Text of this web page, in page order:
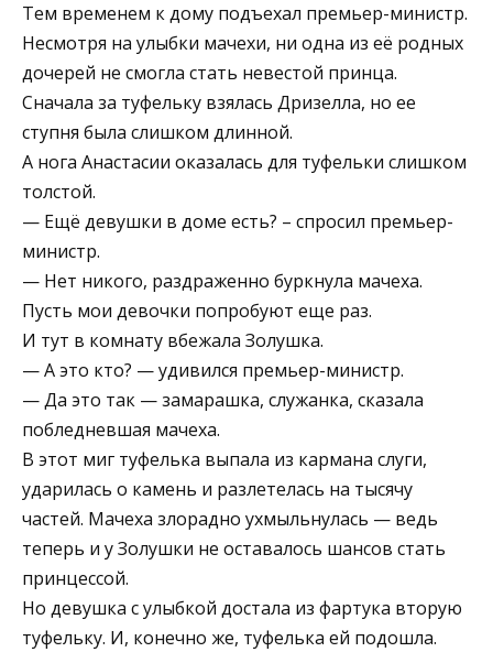
Тем временем к дому подъехал премьер-министр.
Несмотря на улыбки мачехи, ни одна из её родных
дочерей не смогла стать невестой принца.
Сначала за туфельку взялась Дризелла, но ее
ступня была слишком длинной.
А нога Анастасии оказалась для туфельки слишком
толстой.
— Ещё девушки в доме есть? – спросил премьер-
министр.
— Нет никого, раздраженно буркнула мачеха.
Пусть мои девочки попробуют еще раз.
И тут в комнату вбежала Золушка.
— А это кто? — удивился премьер-министр.
— Да это так — замарашка, служанка, сказала
побледневшая мачеха.
В этот миг туфелька выпала из кармана слуги,
ударилась о камень и разлетелась на тысячу
частей. Мачеха злорадно ухмыльнулась — ведь
теперь и у Золушки не оставалось шансов стать
принцессой.
Но девушка с улыбкой достала из фартука вторую
туфельку. И, конечно же, туфелька ей подошла.